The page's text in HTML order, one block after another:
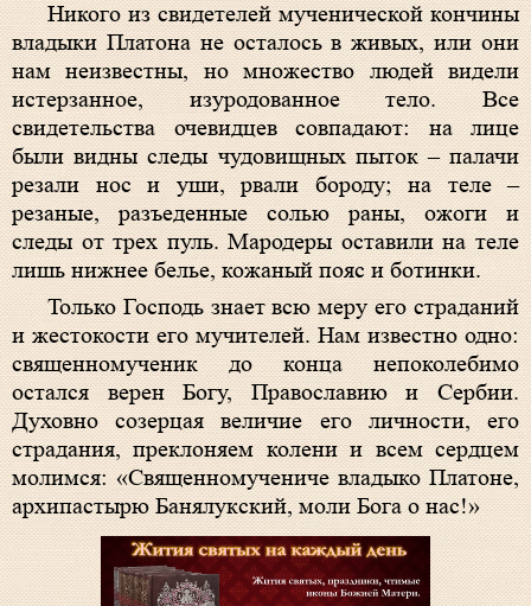
Никого из свидетелей мученической кончины
владыки Платона не осталось в живых, или они
нам неизвестны, но множество людей видели
истерзанное, изуродованное тело. Все
свидетельства очевидцев совпадают: на лице
были видны следы чудовищных пыток – палачи
резали нос и уши, рвали бороду; на теле –
резаные, разъеденные солью раны, ожоги и
следы от трех пуль. Мародеры оставили на теле
лишь нижнее белье, кожаный пояс и ботинки.
Только Господь знает всю меру его страданий
и жестокости его мучителей. Нам известно одно:
священномученик до конца непоколебимо
остался верен Богу, Православию и Сербии.
Духовно созерцая величие его личности, его
страдания, преклоняем колени и всем сердцем
молимся: «Священномучениче владыко Платоне,
архипастырю Банялукский, моли Бога о нас!»